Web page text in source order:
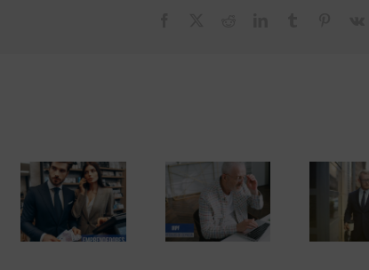
Supremo
contradice a
Hacienda y elimina
la obligación de
presentar la
Las inspecciones
por sorpresa en el
domicilio con la
nueva ley contra el